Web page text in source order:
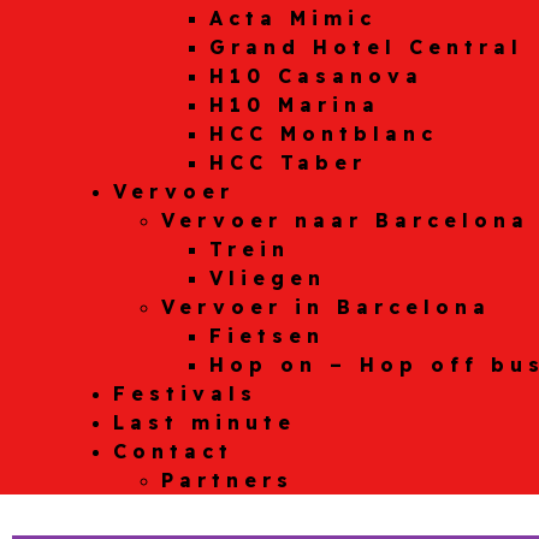
Acta Mimic
Grand Hotel Central
H10 Casanova
H10 Marina
HCC Montblanc
HCC Taber
Vervoer
Vervoer naar Barcelona
Trein
Vliegen
Vervoer in Barcelona
Fietsen
Hop on – Hop off
Festivals
Last minute
Contact
Partners